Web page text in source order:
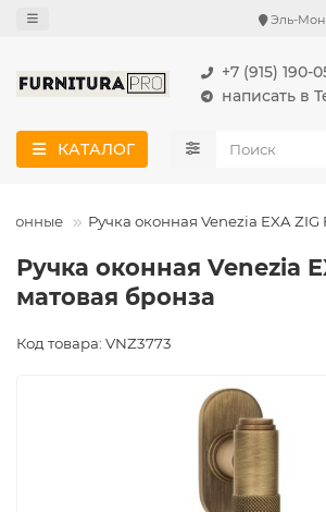
Эль-
+7 (915) 190-
написать в
КАТАЛОГ
Ручка оконная Venezia EXA
Ручка оконная Venezia
матовая бронза
Код товара: VNZ3773